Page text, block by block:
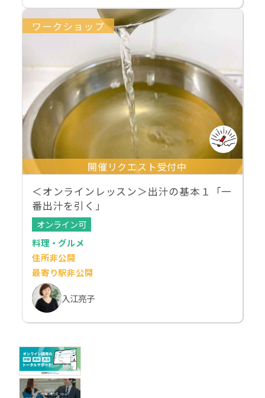
ワークショップ
開催リクエスト受付中
＜オンラインレッスン＞出汁の基本１「一
番出汁を引く」
オンライン可
料理・グルメ
住所非公開
最寄り駅非公開
入江亮子